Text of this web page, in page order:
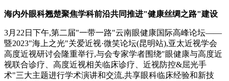
海内外眼科翘楚聚焦学科前沿共同推进"健康丝绸之路"建设
3月22日下午,第二届"一带一路"云南眼健康国际高峰论坛——
暨2023"海上之光"关爱近视·微笑论坛(昆明站),亚太近视学会
高度近视研讨会隆重举行,与会专家学者围绕"眼健康与高度近
视联合诊疗、高度近视相关临床诊疗、近视防控&屈光手
术"三大主题进行学术演讲和交流,共享眼科临床经验和新技